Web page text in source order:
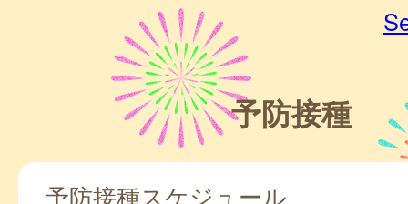
予防接種
予防接種スケジュール